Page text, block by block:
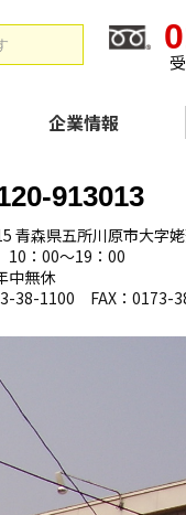
受
企業情報
913013
青森県五所川原市大字
10：00～19：00
中無休
38-1100 FAX：0173-